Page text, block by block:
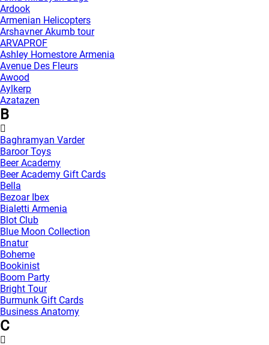
Ardook
Armenian Helicopters
Arshavner Akumb tour
ARVAPROF
Ashley Homestore Armenia
Avenue Des Fleurs
Awood
Aylkerp
Azatazen
B
Baghramyan Varder
Baroor Toys
Beer Academy
Beer Academy Gift Cards
Bella
Bezoar Ibex
Bialetti Armenia
Blot Club
Blue Moon Collection
Bnatur
Boheme
Bookinist
Boom Party
Bright Tour
Burmunk Gift Cards
Business Anatomy
C